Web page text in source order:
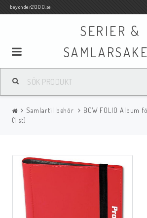
beyonder2000.se
SERIER &
Samlar- och Spelkort
Serier
Böcker
Film
Samlartillbehör
BCW FOLIO Album
(1 st)